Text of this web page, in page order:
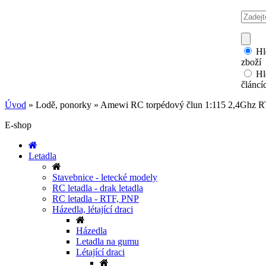
zboží
Úvod » Lodě, ponorky » Amewi RC torpédový člun 1:115 2,4Ghz
E-shop
Letadla
Stavebnice - letecké modely
RC letadla - drak letadla
RC letadla - RTF, PNP
Házedla, létající draci
Házedla
Letadla na gumu
Létající draci